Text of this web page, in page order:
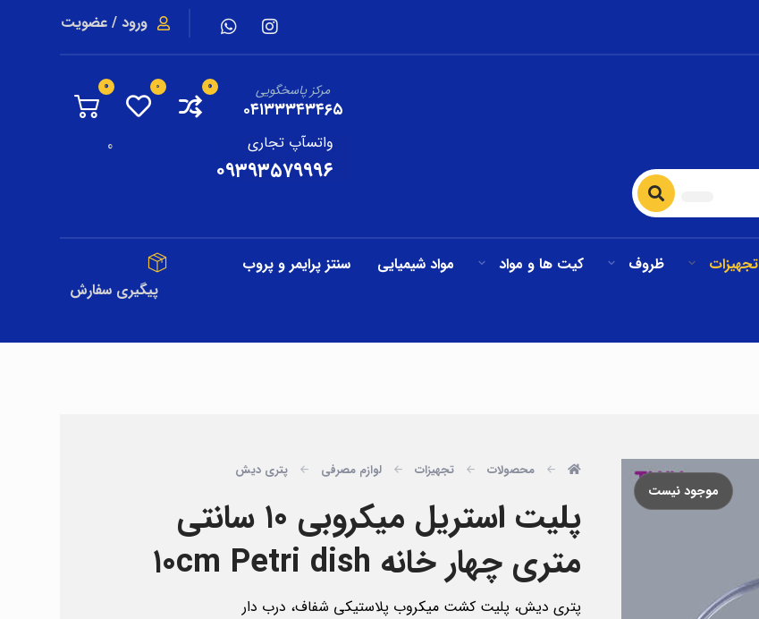
ورود / عضویت
0
مرکز پاسخگویی
۰۴۱۳۳۳۴۳۴۶۵
واتسآپ تجاری
۰۹۳۹۳۵۷۹۹۹۶
تجهیزات ظروف کیت ها و مواد مواد شیمیایی سنتز پرایمر و پروب
پیگیری سفارش
موجود نیست
محصولات تجهیزات لوازم مصرفی پتری دیش
پلیت استریل میکروبی ۱۰ سانتی
متری چهار خانه ۱۰cm Petri dish
پتری دیش، پلیت کشت میکروب پلاستیکی شفاف، درب دار